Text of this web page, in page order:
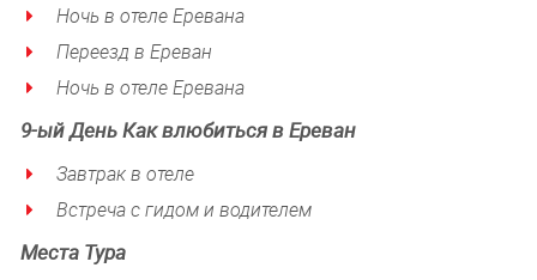
Ночь в отеле Еревана
Переезд в Ереван
Ночь в отеле Еревана
9-ыйДеньКак влюбиться в Ереван
Завтрак в отеле
Встреча с гидом и водителем
Места Тура